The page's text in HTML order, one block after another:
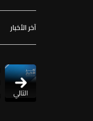
آخر الأخبار
التالي